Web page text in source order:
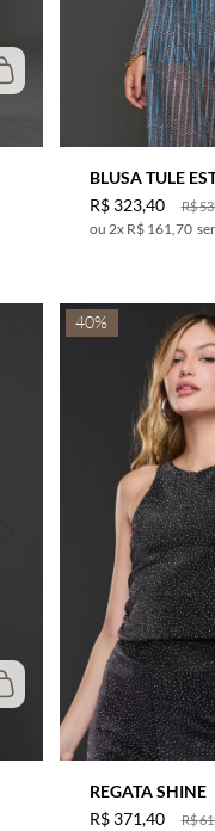
BLUSA TULE
R$
R$ 323,40
2x R$ 161,70
40%
REGATA SHINE
R$
R$ 371,40